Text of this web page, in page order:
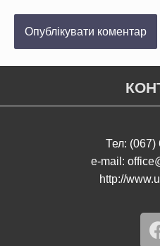
Тел: (067)
e-mail:
http://